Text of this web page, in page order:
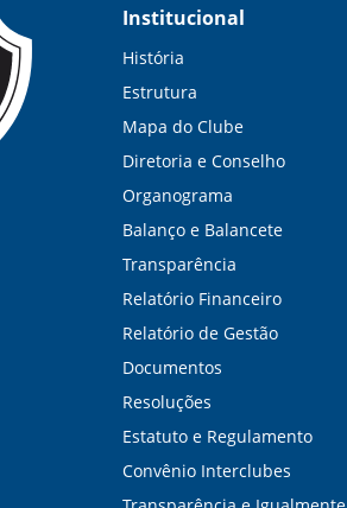
Institucional
História
Estrutura
Mapa do Clube
Diretoria e Conselho
Organograma
Balanço e Balancete
Transparência
Relatório Financeiro
Relatório de Gestão
Documentos
Resoluções
Estatuto e Regulamento
Convênio Interclubes